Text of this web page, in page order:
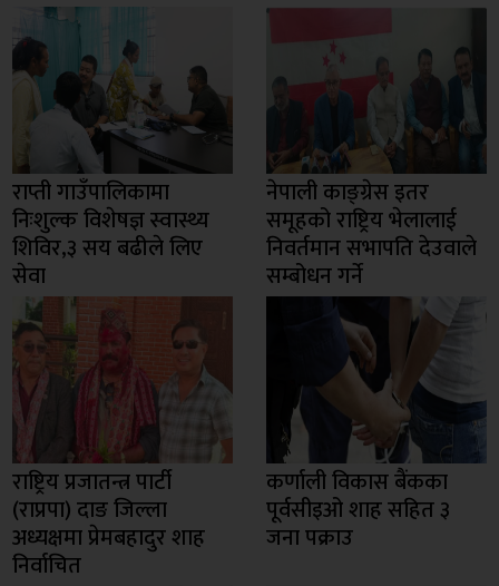
राप्ती गाउँपालिकामा
निःशुल्क विशेषज्ञ स्वास्थ्य
शिविर,३ सय बढीले लिए
सेवा
नेपाली काङ्ग्रेस इतर
समूहको राष्ट्रिय भेलालाई
निवर्तमान सभापति देउवाले
सम्बोधन गर्ने
राष्ट्रिय प्रजातन्त्र पार्टी
(राप्रपा) दाङ जिल्ला
अध्यक्षमा प्रेमबहादुर शाह
निर्वाचित
कर्णाली विकास बैंकका
पूर्वसीइओ शाह सहित ३
जना पक्राउ